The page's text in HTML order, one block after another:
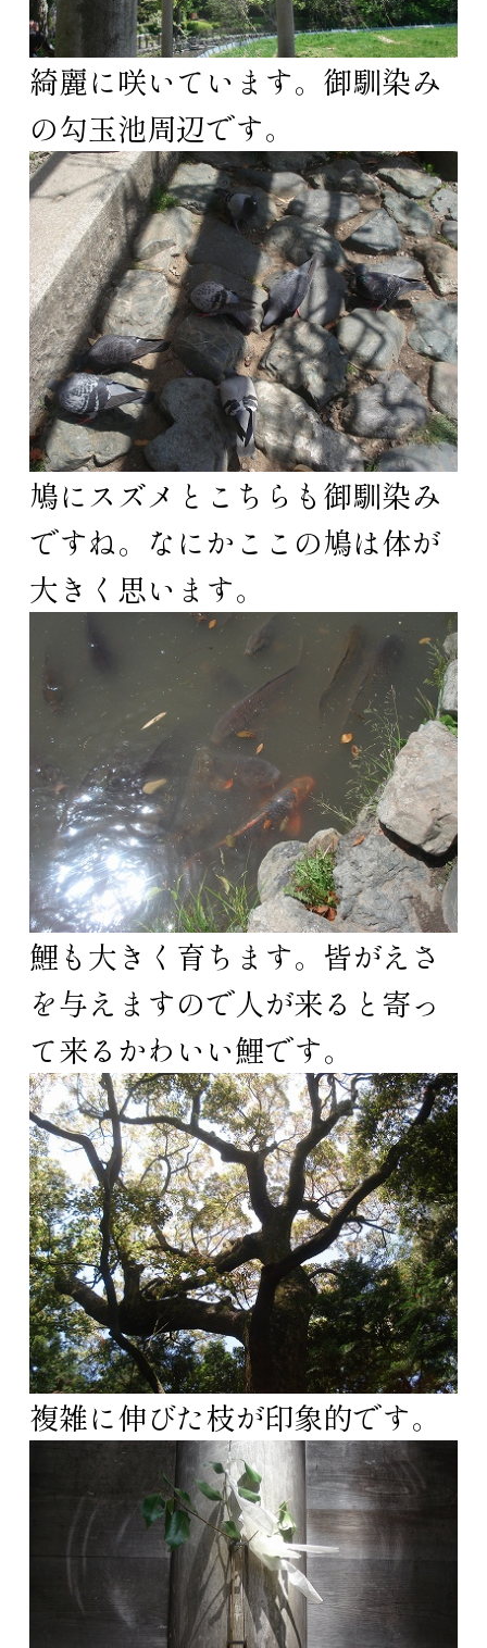
綺麗に咲いています。御馴染み
の勾玉池周辺です。
鳩にスズメとこちらも御馴染み
ですね。なにかここの鳩は体が
大きく思います。
鯉も大きく育ちます。皆がえさ
を与えますので人が来ると寄っ
て来るかわいい鯉です。
複雑に伸びた枝が印象的です。